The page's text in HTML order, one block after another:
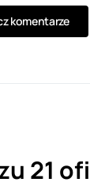
komentarze
21